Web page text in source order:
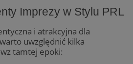
Imprezy w Stylu PRL
i atrakcyjna dla
uwzględnić kilka
tamtej epoki: